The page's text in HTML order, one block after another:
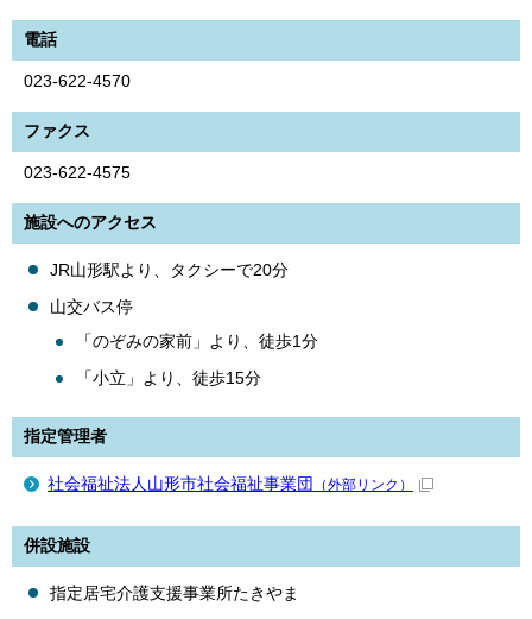
電話
023-622-4570
ファクス
023-622-4575
施設へのアクセス
JR山形駅より、タクシーで20分
山交バス停
「のぞみの家前」より、徒歩1分
「小立」より、徒歩15分
指定管理者
社会福祉法人山形市社会福祉事業団 （外部リンク）
併設施設
指定居宅介護支援事業所たきやま